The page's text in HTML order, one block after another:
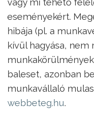
eseményekért.
hibája (pl. a
kívül hagyása, nem
baleset, azonban
munkavállaló
webbeteg.hu.